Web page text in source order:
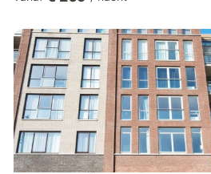
Frans balkon met uitzicht op de
koffiezetapparaat, oven, magnetron,
het benodigde kookgerei, waardoor
korte als lan...